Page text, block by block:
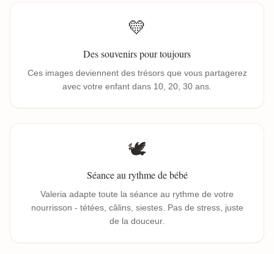
💛
Des souvenirs pour toujours
Ces images deviennent des trésors que vous partagerez
avec votre enfant dans 10, 20, 30 ans.
🕊️
Séance au rythme de bébé
Valeria adapte toute la séance au rythme de votre
nourrisson - tétées, câlins, siestes. Pas de stress, juste
de la douceur.